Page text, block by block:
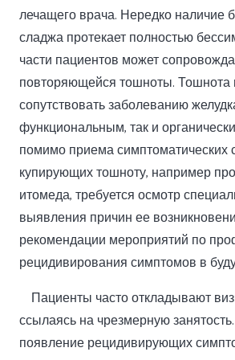
лечащего врача. Нередко наличие
сладжа протекает полностью
части пациентов может
повторяющейся тошноты. Тошнота
сопутствовать заболеванию
функциональным, так и
помимо приема симптоматических
купирующих тошноту, например
итомеда, требуется осмотр
выявления причин ее
рекомендации мероприятий по
рецидивирования симптомов в
Пациенты часто откладывают
ссылаясь на чрезмерную
появление рецидивирующих